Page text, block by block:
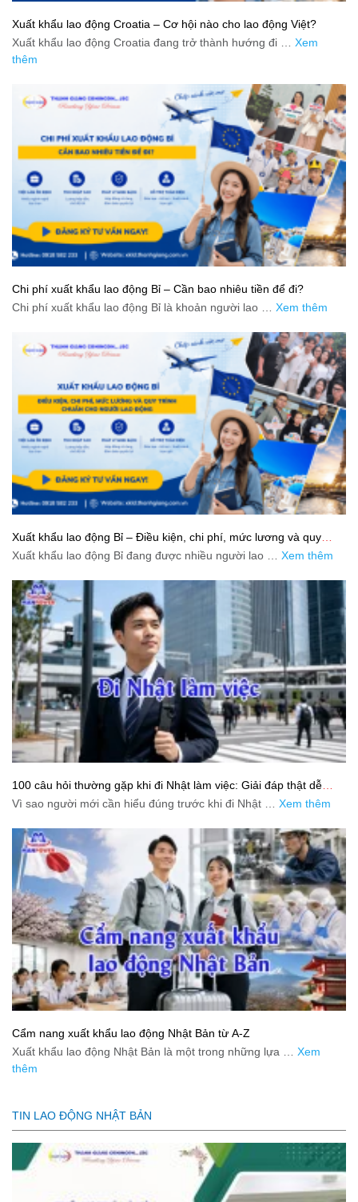
Xuất khẩu lao động Croatia – Cơ hội nào cho lao động Việt?
Xuất khẩu lao động Croatia đang trở thành hướng đi … Xem
thêm
Chi phí xuất khẩu lao động Bỉ – Cần bao nhiêu tiền để đi?
Chi phí xuất khẩu lao động Bỉ là khoản người lao … Xem thêm
Xuất khẩu lao động Bỉ – Điều kiện, chi phí, mức lương và quy
trình chuẩn cho người lao động
Xuất khẩu lao động Bỉ đang được nhiều người lao … Xem thêm
100 câu hỏi thường gặp khi đi Nhật làm việc: Giải đáp thật dễ
hiểu cho người mới bắt đầu
Vì sao người mới cần hiểu đúng trước khi đi Nhật … Xem thêm
Cẩm nang xuất khẩu lao động Nhật Bản từ A-Z
Xuất khẩu lao động Nhật Bản là một trong những lựa … Xem
thêm
TIN LAO ĐỘNG NHẬT BẢN